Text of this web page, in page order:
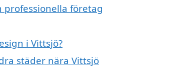
företag
i Vittsjö?
städer nära Vittsjö